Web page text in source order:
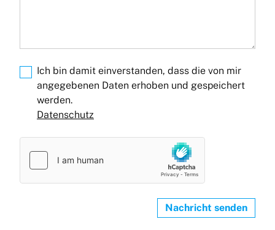
Ich bin damit einverstanden, dass die von mir
angegebenen Daten erhoben und gespeichert
werden.
Datenschutz
Nachricht senden